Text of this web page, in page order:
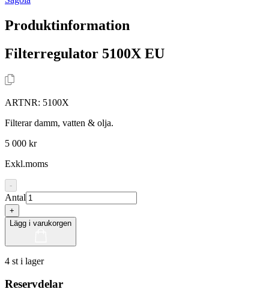
Produktinformation
Filterregulator 5100X EU
ARTNR: 5100X
Filterar damm, vatten & olja.
5 000 kr
Exkl.moms
-
Antal
+
Lägg i varukorgen
4 st i lager
Reservdelar